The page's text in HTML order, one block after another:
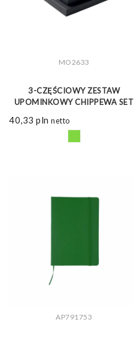
ZOBACZ WIĘCEJ
MO2633
3-CZĘŚCIOWY ZESTAW
UPOMINKOWY CHIPPEWA SET
40,33 pln netto
ZOBACZ WIĘCEJ
AP791753